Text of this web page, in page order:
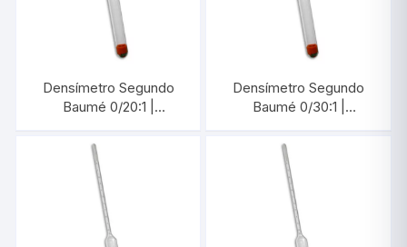
Densímetro Segundo
Baumé 0/20:1 |
Densímetro Segundo
Baumé 0/30:1 |